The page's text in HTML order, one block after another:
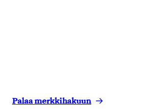
Palaa merkkihakuun